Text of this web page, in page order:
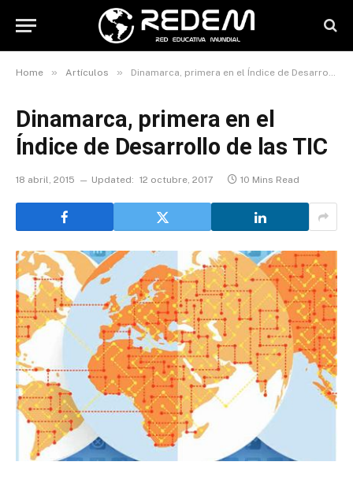
Home » Artículos » Dinamarca, primera en el Índice de Desarrollo de las TIC
Dinamarca, primera en el
Índice de Desarrollo de las TIC
18 abril, 2015 Updated: 12 octubre, 2017 10 Mins Read